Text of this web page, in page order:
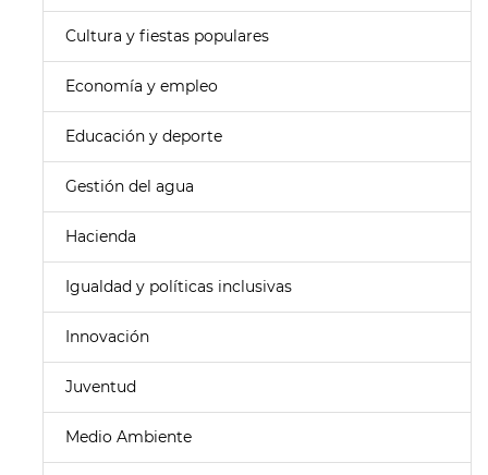
Cultura y fiestas populares
Economía y empleo
Educación y deporte
Gestión del agua
Hacienda
Igualdad y políticas inclusivas
Innovación
Juventud
Medio Ambiente